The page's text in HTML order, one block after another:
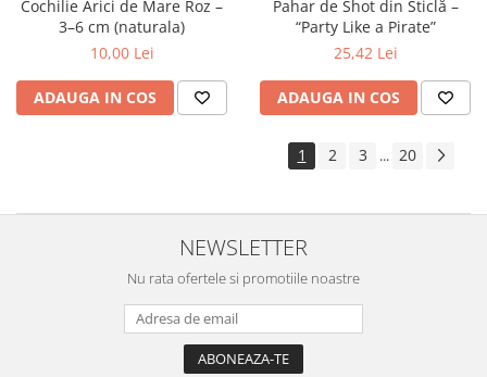
Cochilie Arici de Mare Roz –
3–6 cm (naturala)
10,00 Lei
ADAUGA IN COS
Pahar de Shot din Sticlă –
“Party Like a Pirate”
25,42 Lei
ADAUGA IN COS
1 2 3 ... 20
NEWSLETTER
Nu rata ofertele si promotiile noastre